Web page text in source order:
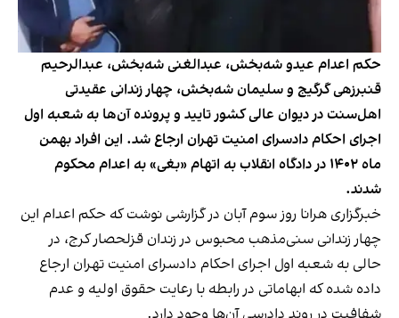
حکم اعدام عیدو شه‌بخش، عبدالغنی شه‌بخش، عبدالرحیم
قنبرزهی گرگیج و سلیمان شه‌بخش، چهار زندانی عقیدتی
اهل‌سنت در دیوان عالی کشور تایید و پرونده آن‌ها به شعبه اول
اجرای احکام دادسرای امنیت تهران ارجاع شد. این افراد بهمن
ماه ۱۴۰۲ در دادگاه انقلاب به اتهام «بغی» به اعدام محکوم
شدند.
خبرگزاری هرانا روز سوم آبان در گزارشی نوشت که حکم اعدام این
چهار زندانی سنی‌مذهب محبوس در زندان قزلحصار کرج، در
حالی به شعبه اول اجرای احکام دادسرای امنیت تهران ارجاع
داده شده که ابهاماتی در رابطه با رعایت حقوق اولیه و عدم